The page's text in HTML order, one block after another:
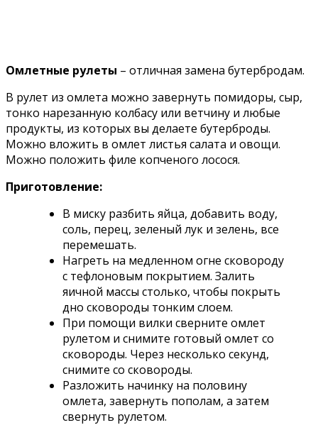
Омлетные рулеты – отличная замена бутербродам.
В рулет из омлета можно завернуть помидоры, сыр,
тонко нарезанную колбасу или ветчину и любые
продукты, из которых вы делаете бутерброды.
Можно вложить в омлет листья салата и овощи.
Можно положить филе копченого лосося.
Приготовление:
В миску разбить яйца, добавить воду,
соль, перец, зеленый лук и зелень, все
перемешать.
Нагреть на медленном огне сковороду
с тефлоновым покрытием. Залить
яичной массы столько, чтобы покрыть
дно сковороды тонким слоем.
При помощи вилки сверните омлет
рулетом и снимите готовый омлет со
сковороды. Через несколько секунд,
снимите со сковороды.
Разложить начинку на половину
омлета, завернуть пополам, а затем
свернуть рулетом.